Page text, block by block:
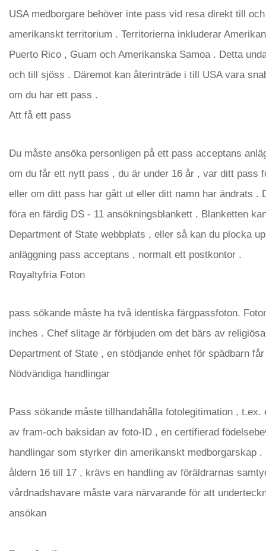
USA medborgare behöver inte pass vid resa direkt till
amerikanskt territorium . Territorierna inkluderar
Puerto Rico , Guam och Amerikanska Samoa . Detta
och till sjöss . Däremot kan återinträde i till USA vara
om du har ett pass .
Att få ett pass
Du måste ansöka personligen på ett pass acceptans
om du får ett nytt pass , du är under 16 år , var ditt pass
eller om ditt pass har gått ut eller ditt namn har ändrats .
föra en färdig DS - 11 ansökningsblankett . Blanketten
Department of State webbplats , eller så kan du plocka
anläggning pass acceptans , normalt ett postkontor .
Royaltyfria Foton
pass sökande måste ha två identiska färgpassfoton.
inches . Chef slitage är förbjuden om det bärs av
Department of State , en stödjande enhet för spädbarn
Nödvändiga handlingar
Pass sökande måste tillhandahålla fotolegitimation ,
av fram-och baksidan av foto-ID , en certifierad
handlingar som styrker din amerikanskt medborgarskap .
åldern 16 till 17 , krävs en handling av föräldrarnas
vårdnadshavare måste vara närvarande för att
ansökan